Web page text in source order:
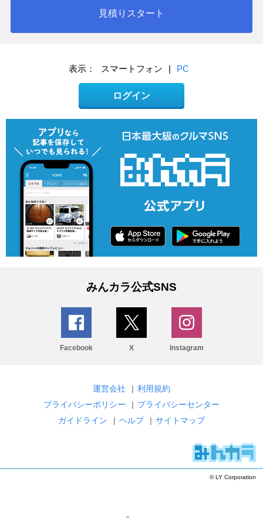
見積りスタート
表示： スマートフォン | PC
ログイン
みんカラ公式SNS
Facebook X Instagram
運営会社 | 利用規約
プライバシーポリシー
| プライバシーセンター
ガイドライン
| ヘルプ | サイトマップ
© LY Corporation